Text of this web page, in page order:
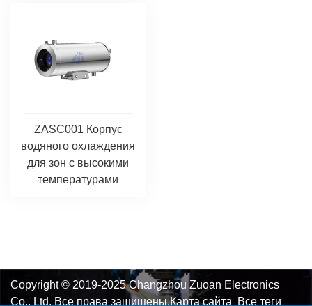
ZASC001 Корпус
водяного охлаждения
для зон с высокими
температурами
Copyright © 2019-2025 Changzhou Zuoan Electronics
Co., Ltd. Все права защищены.Карта сайта Все теги